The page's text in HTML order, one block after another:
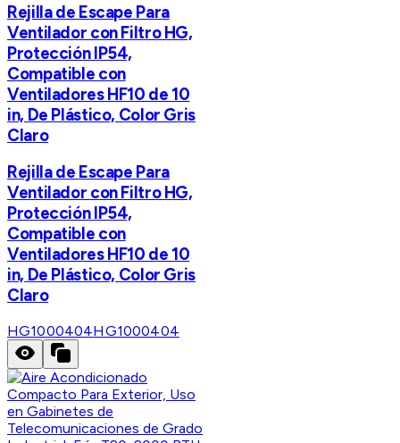
Rejilla de Escape Para
Ventilador con Filtro HG,
Protección IP54,
Compatible con
Ventiladores HF10 de 10
in, De Plástico, Color Gris
Claro
Rejilla de Escape Para
Ventilador con Filtro HG,
Protección IP54,
Compatible con
Ventiladores HF10 de 10
in, De Plástico, Color Gris
Claro
HG1000404HG1000404